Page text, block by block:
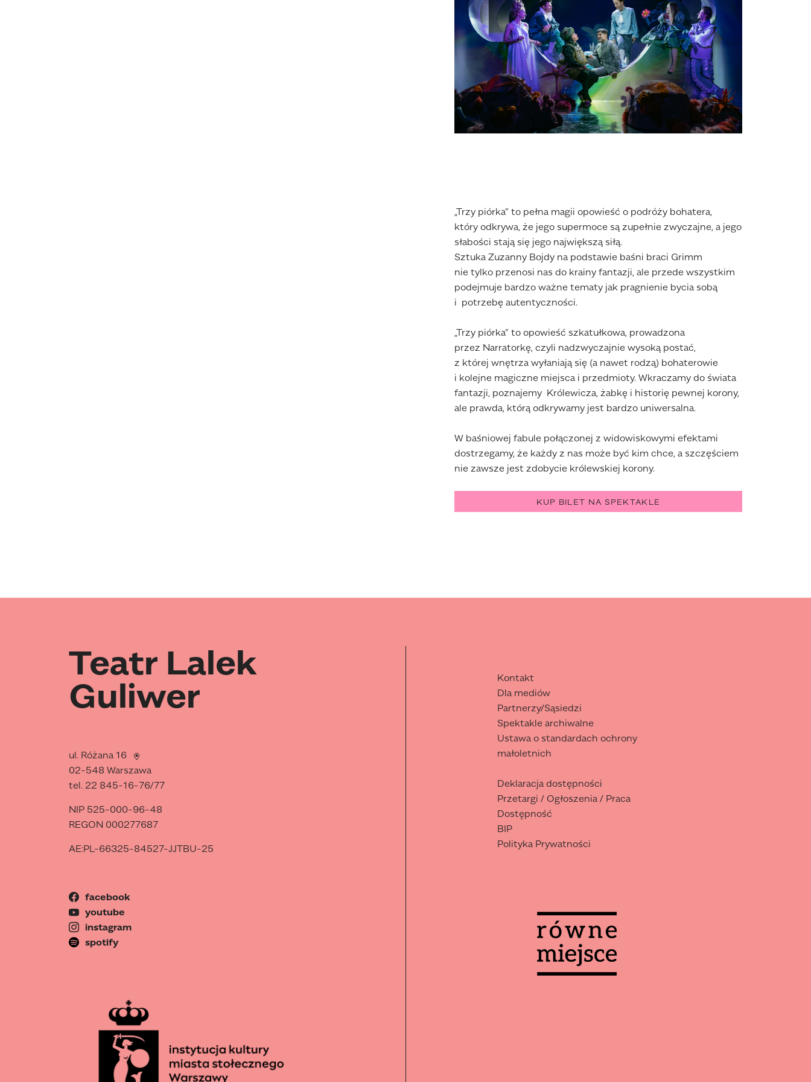
„Trzy piórka” to pełna magii opowieść o podróży bohatera,
który odkrywa, że jego supermoce są zupełnie zwyczajne, a jego
słabości stają się jego największą siłą.
Sztuka Zuzanny Bojdy na podstawie baśni braci Grimm
nie tylko przenosi nas do krainy fantazji, ale przede wszystkim
podejmuje bardzo ważne tematy jak pragnienie bycia sobą
i potrzebę autentyczności.
„Trzy piórka” to opowieść szkatułkowa, prowadzona
przez Narratorkę, czyli nadzwyczajnie wysoką postać,
z której wnętrza wyłaniają się (a nawet rodzą) bohaterowie
i kolejne magiczne miejsca i przedmioty. Wkraczamy do świata
fantazji, poznajemy Królewicza, żabkę i historię pewnej korony,
ale prawda, którą odkrywamy jest bardzo uniwersalna.
W baśniowej fabule połączonej z widowiskowymi efektami
dostrzegamy, że każdy z nas może być kim chce, a szczęściem
nie zawsze jest zdobycie królewskiej korony.
KUP BILET NA SPEKTAKLE
Kontakt
Dla mediów
Partnerzy/Sąsiedzi
Spektakle archiwalne
Ustawa o standardach ochrony
małoletnich
Deklaracja dostępności
Przetargi / Ogłoszenia / Praca
Dostępność
BIP
Polityka Prywatności
Teatr Lalek
Guliwer
ul. Różana 16
02-548 Warszawa
tel. 22 845-16-76/77
NIP 525-000-96-48
REGON 000277687
AE:PL-66325-84527-JJTBU-25
facebook
youtube
instagram
spotify